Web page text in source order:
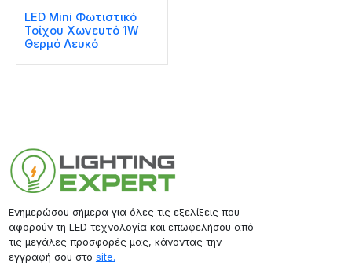
LED Mini Φωτιστικό
Τοίχου Χωνευτό 1W
Θερμό Λευκό
Ενημερώσου σήμερα για όλες τις εξελίξεις που
αφορούν τη LED τεχνολογία και επωφελήσου από
τις μεγάλες προσφορές μας, κάνοντας την
εγγραφή σου στο site.